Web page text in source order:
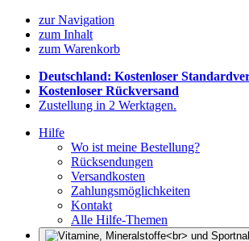
zur Navigation
zum Inhalt
zum Warenkorb
Deutschland: Kostenloser
Kostenloser Rückversand
Zustellung in 2 Werktagen.
Hilfe
Wo ist meine Bestellung?
Rücksendungen
Versandkosten
Zahlungsmöglichkeiten
Kontakt
Alle Hilfe-Themen